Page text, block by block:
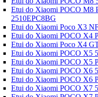
Etui do Xiaomi POCO M8
2510EPC8BG
Etui do Xiaomi Poco X3
Etui do Xiaomi POCO X4
Etui do Xiaomi Poco X4
Etui do Xiaomi POCO X5
Etui do Xiaomi POCO X5
Etui do Xiaomi POCO X6
Etui do Xiaomi POCO X6
Etui do Xiaomi POCO X7